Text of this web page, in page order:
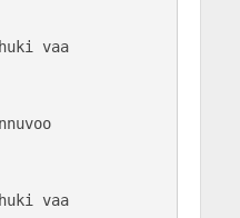
vaa
vaa